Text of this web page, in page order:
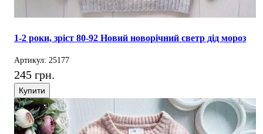
1-2 роки, зріст 80-92 Новий новорічний светр дід мороз
Артикул: 25177
245 грн.
Купити